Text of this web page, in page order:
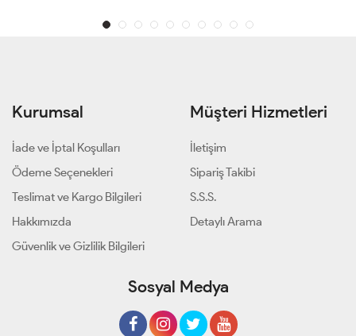
Kurumsal
İade ve İptal Koşulları
Ödeme Seçenekleri
Teslimat ve Kargo Bilgileri
Hakkımızda
Güvenlik ve Gizlilik Bilgileri
Müşteri Hizmetleri
İletişim
Sipariş Takibi
S.S.S.
Detaylı Arama
Sosyal Medya